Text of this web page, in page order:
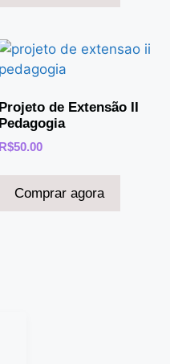
Projeto de Extensão II
Pedagogia
R$50.00
Comprar agora